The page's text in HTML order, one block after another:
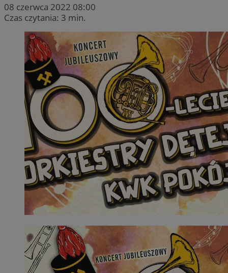
08 czerwca 2022 08:00
Czas czytania: 3 min.